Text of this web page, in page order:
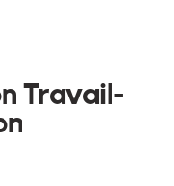
Travail-